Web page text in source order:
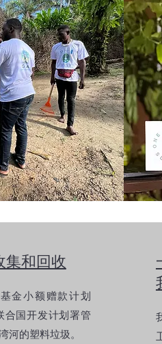
集和回收
金小额赠款计划
合国开发计划署管
河的塑料垃圾。